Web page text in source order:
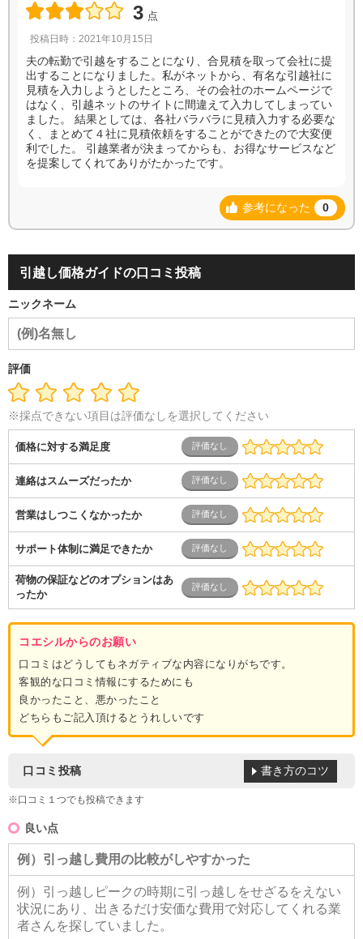
3 点
投稿日時：2021年10月15日
夫の転勤で引越をすることになり、合見積を取って会社に提
出することになりました。私がネットから、有名な引越社に
見積を入力しようとしたところ、その会社のホームページで
はなく、引越ネットのサイトに間違えて入力してしまってい
ました。 結果としては、各社バラバラに見積入力する必要な
く、まとめて４社に見積依頼をすることができたので大変便
利でした。 引越業者が決まってからも、お得なサービスなど
を提案してくれてありがたかったです。
参考になった 0
引越し価格ガイドの口コミ投稿
ニックネーム
評価
※採点できない項目は評価なしを選択してください
価格に対する満足度
連絡はスムーズだったか
営業はしつこくなかったか
サポート体制に満足できたか
荷物の保証などのオプションはあ
ったか
コエシルからのお願い
口コミはどうしてもネガティブな内容になりがちです。
客観的な口コミ情報にするためにも
良かったこと、悪かったこと
どちらもご記入頂けるとうれしいです
口コミ投稿
※口コミ１つでも投稿できます
書き方のコツ
良い点